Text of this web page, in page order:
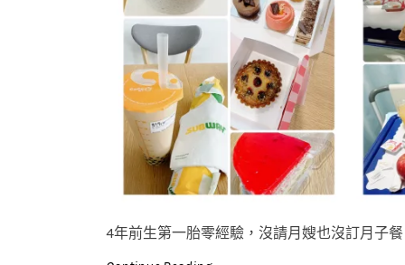
4年前生第一胎零經驗，沒請月嫂也沒訂月子